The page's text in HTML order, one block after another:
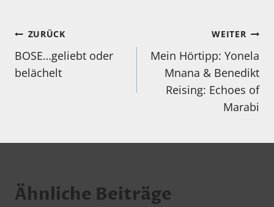
Beitragsnavigation
ZURÜCK
BOSE…geliebt oder
belächelt
WEITER
Mein Hörtipp: Yonela
Mnana & Benedikt
Reising: Echoes of
Marabi
Ähnliche Beiträge